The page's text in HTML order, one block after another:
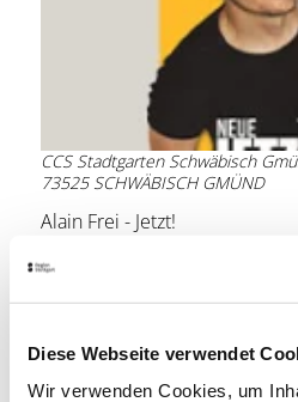
Diese Webseite verwendet
Wir verwenden Cookies, um
CCS Stadtgarten Schwäbisch
73525 SCHWÄBISCH GMÜND
Alain Frei - Jetzt!
Alain Frei - Jetzt!
Rektor-Klaus-Str. 9